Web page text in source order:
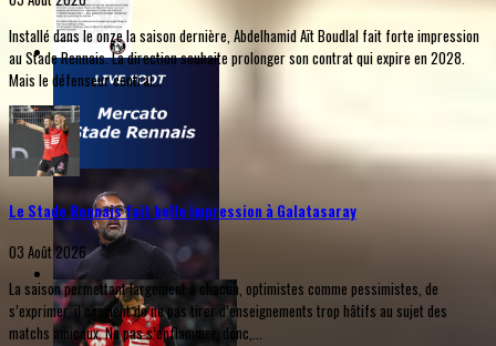
Installé dans le onze la saison dernière, Abdelhamid Aït Boudlal fait forte impression
au Stade Rennais. La direction souhaite prolonger son contrat qui expire en 2028.
Mais le défenseur central...
Le Stade Rennais fait belle impression à Galatasaray
03 Août 2026
La saison permettant largement à chacun, optimistes comme pessimistes, de
s’exprimer, il convient de ne pas tirer d’enseignements trop hâtifs au sujet des
matchs amicaux. Ne pas s’enflammer, donc,...